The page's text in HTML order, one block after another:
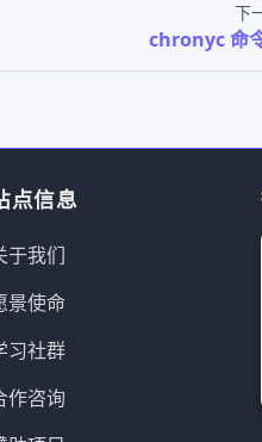
下
chronyc 命
点信息
于我们
景使命
习社群
作咨询